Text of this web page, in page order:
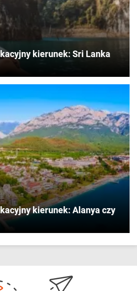
kierunek: Sri Lanka
kierunek: Alanya czy